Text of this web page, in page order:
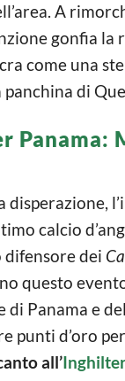
A
gonfia la
come una
di
Panama:
disperazione,
calcio
difensore dei
questo
Panama e
punti d’oro
all’